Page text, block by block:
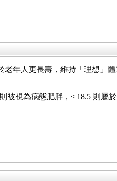
年人更長壽，維持「理想」
被視為病態肥胖，< 18.5 則